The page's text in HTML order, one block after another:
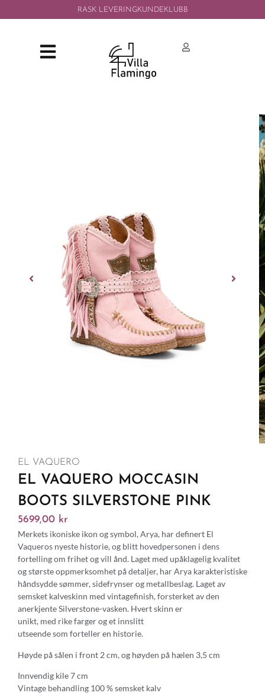
RASK LEVERINGKUNDEKLUBB
EL VAQUERO
EL VAQUERO MOCCASIN
BOOTS SILVERSTONE PINK
5699,00 kr
Merkets ikoniske ikon og symbol, Arya, har definert El
Vaqueros nyeste historie, og blitt hovedpersonen i dens
fortelling om frihet og vill ånd. Laget med upåklagelig kvalitet
og største oppmerksomhet på detaljer, har Arya karakteristiske
håndsydde sømmer, sidefrynser og metallbeslag. Laget av
semsket kalveskinn med vintagefinish, forsterket av den
anerkjente Silverstone-vasken. Hvert skinn er
unikt, med rike farger og et innslitt
utseende som forteller en historie.
Høyde på sålen i front 2 cm, og høyden på hælen 3,5 cm
Innvendig kile 7 cm
Vintage behandling 100 % semsket kalv